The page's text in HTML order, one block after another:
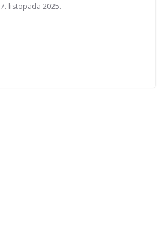
7. listopada 2025.